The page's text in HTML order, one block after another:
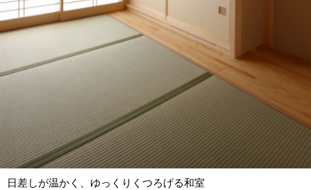
日差しが温かく、ゆっくりくつろげる和室